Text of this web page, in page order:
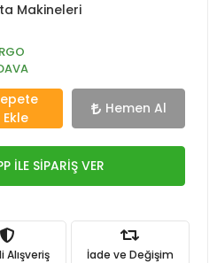
Makineleri
Ekle
Hemen Al
İLE SİPARİŞ VER
Alışveriş İade ve Değişim